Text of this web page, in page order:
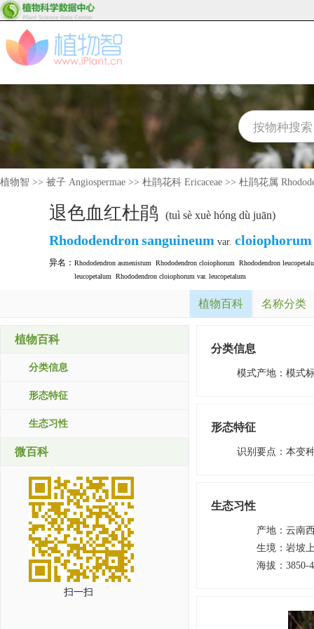
植物智 >> 被子 Angiospermae >> 杜鹃花科 Ericaceae >> 杜鹃花属
退色血红杜鹃 (tuì sè xuè hóng dù juān)
Rhododendron sanguineum var. cloiophorum
异名： Rhododendron asmenistum Rhododendron cloiophorum
Rhododendron
leucopetalum
Rhododendron cloiophorum var. leucopetalum
植物百科 名称分类
植物百科
分类信息
形态特征
生态习性
微百科
扫一扫
分类信息
模式产地 ： 模式
形态特征
识别要点 ： 本变
生态习性
产地 ： 云南
生境 ： 岩坡
海拔 ： 3850-